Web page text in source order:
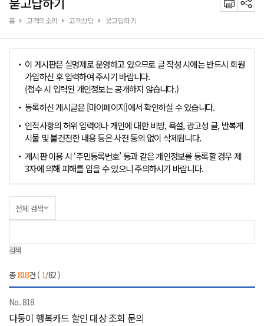
홈 고객의소리 고객상담 묻고답하기
이 게시판은 실명제로 운영하고 있으므로 글 작성 시에는 반드시 회원
가입하신 후 입력하여 주시기 바랍니다.
(접수 시 입력된 개인정보는 공개하지 않습니다.)
등록하신 게시글은 [마이페이지]에서 확인하실 수 있습니다.
인적사항의 허위 입력이나 개인에 대한 비방, 욕설, 광고성 글, 반복게
시물 및 불건전한 내용 등은 사전 동의 없이 삭제됩니다.
게시판 이용 시 ‘주민등록번호’ 등과 같은 개인정보를 등록할 경우 제
3자에 의해 피해를 입을 수 있으니 주의하시기 바랍니다.
검색
총818건 ( 1/82 )
818
다둥이 행복카드 할인 대상 조회 문의